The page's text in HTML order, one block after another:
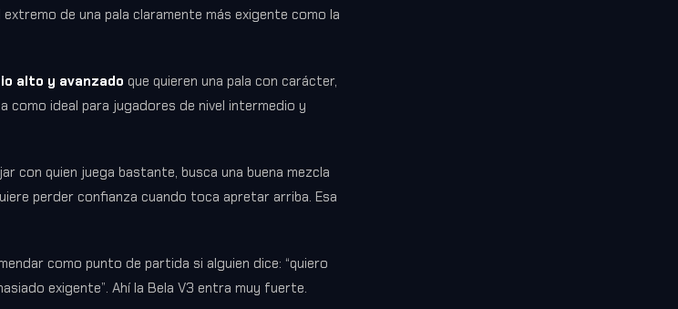
de una pala claramente más exigente como la
alto y avanzado que quieren una pala con carácter,
como ideal para jugadores de nivel intermedio y
con quien juega bastante, busca una buena mezcla
perder confianza cuando toca apretar arriba. Esa
como punto de partida si alguien dice: “quiero
exigente”. Ahí la Bela V3 entra muy fuerte.